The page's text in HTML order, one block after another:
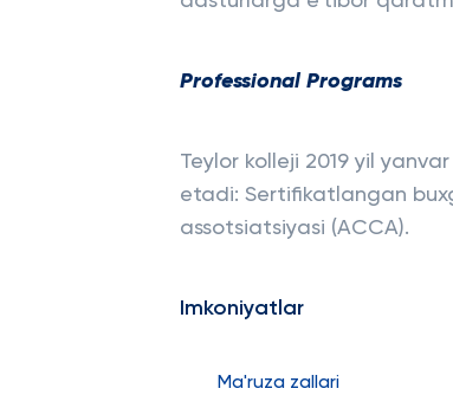
Professional Programs
Teylor kolleji 2019 yil
etadi: Sertifikatlangan
assotsiatsiyasi (ACCA).
Imkoniyatlar
Ma'ruza zallari